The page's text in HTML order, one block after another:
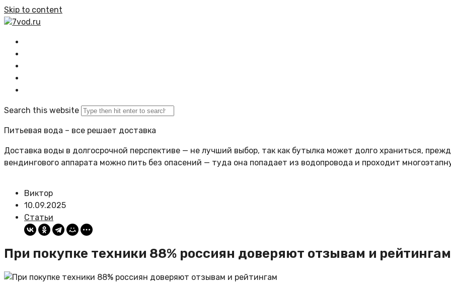
Skip to content
7vod.ru
Search this website
Питьевая вода – все решает доставка
Доставка воды в долгосрочной перспективе — не лучший выбор, так как бутылка может долго храниться,
вендингового аппарата можно пить без опасений — туда она попадает из водопровода и проходит
Виктор
10.09.2025
Статьи
При покупке техники 88% россиян доверяют отзывам и рейтингам